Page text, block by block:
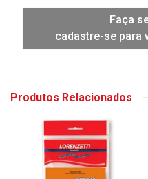
Faça
cadastre-se para
Produtos Relacionados